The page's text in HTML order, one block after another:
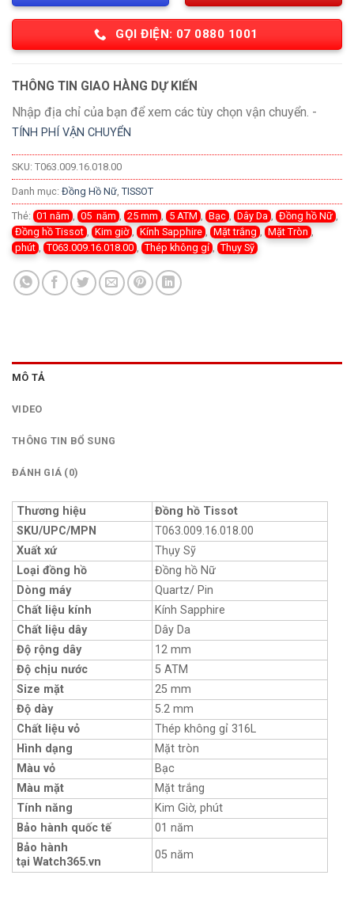
GỌI ĐIỆN: 07 0880 1001
THÔNG TIN GIAO HÀNG DỰ KIẾN
Nhập địa chỉ của bạn để xem các tùy chọn vận chuyển. -
TÍNH PHÍ VẬN CHUYỂN
SKU: T063.009.16.018.00
Danh mục: Đồng Hồ Nữ TISSOT
Thẻ: 01 năm 05 năm 25 mm 5 ATM Bạc Dây Da Đồng hồ Nữ
Đồng hồ Tissot
Kim giờ Kính Sapphire Mặt trắng Mặt Tròn
phút
T063.009.16.018.00 Thép không gỉ Thụy Sỹ
MÔ TẢ
VIDEO
THÔNG TIN BỔ SUNG
ĐÁNH GIÁ (0)
Thương hiệu
Đồng hồ Tissot
SKU/UPC/MPN
T063.009.16.018.00
Xuất xứ
Thụy Sỹ
Loại đồng hồ
Đồng hồ Nữ
Dòng máy
Quartz/ Pin
Chất liệu kính
Kính Sapphire
Chất liệu dây
Dây Da
Độ rộng dây
12 mm
Độ chịu nước
5 ATM
Size mặt
25 mm
Độ dày
5.2 mm
Chất liệu vỏ
Thép không gỉ 316L
Hình dạng
Mặt tròn
Màu vỏ
Bạc
Màu mặt
Mặt trắng
Tính năng
Kim Giờ, phút
Bảo hành quốc tế
01 năm
Bảo hành
tại Watch365.vn
05 năm